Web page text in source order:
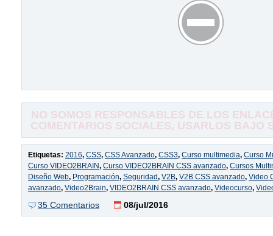
NO SOMOS RESPONSABLES DE LOS
COMENTARIOS SOCIALES, USARLOS BAJO
Etiquetas: 2016, CSS, CSS Avanzado, CSS3, Curso multimedia, Curso
Curso VIDEO2BRAIN, Curso VIDEO2BRAIN CSS avanzado, Cursos
Diseño Web, Programación, Seguridad, V2B, V2B CSS avanzado, Video
avanzado, Video2Brain, VIDEO2BRAIN CSS avanzado, Videocurso,
35 Comentarios 08/jul/2016